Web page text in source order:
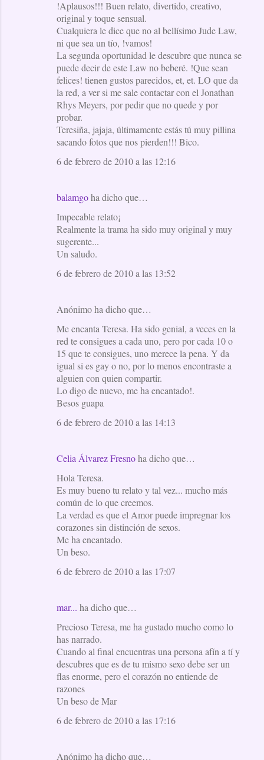
!Aplausos!!! Buen relato, divertido, creativo,
original y toque sensual.
Cualquiera le dice que no al bellísimo Jude Law,
ni que sea un tío, !vamos!
La segunda oportunidad le descubre que nunca se
puede decir de este Law no beberé. !Que sean
felices! tienen gustos parecidos, et, et. LO que da
la red, a ver si me sale contactar con el Jonathan
Rhys Meyers, por pedir que no quede y por
probar.
Teresiña, jajaja, últimamente estás tú muy pillina
sacando fotos que nos pierden!!! Bico.
6 de febrero de 2010 a las 12:16
balamgoha dicho que…
Impecable relato¡
Realmente la trama ha sido muy original y muy
sugerente...
Un saludo.
6 de febrero de 2010 a las 13:52
Anónimo ha dicho que…
Me encanta Teresa. Ha sido genial, a veces en la
red te consigues a cada uno, pero por cada 10 o
15 que te consigues, uno merece la pena. Y da
igual si es gay o no, por lo menos encontraste a
alguien con quien compartir.
Lo digo de nuevo, me ha encantado!.
Besos guapa
6 de febrero de 2010 a las 14:13
Celia Álvarez Fresnoha dicho que…
Hola Teresa.
Es muy bueno tu relato y tal vez... mucho más
común de lo que creemos.
La verdad es que el Amor puede impregnar los
corazones sin distinción de sexos.
Me ha encantado.
Un beso.
6 de febrero de 2010 a las 17:07
mar... ha dicho que…
Precioso Teresa, me ha gustado mucho como lo
has narrado.
Cuando al final encuentras una persona afín a tí y
descubres que es de tu mismo sexo debe ser un
flas enorme, pero el corazón no entiende de
razones
Un beso de Mar
6 de febrero de 2010 a las 17:16
Anónimo ha dicho que…